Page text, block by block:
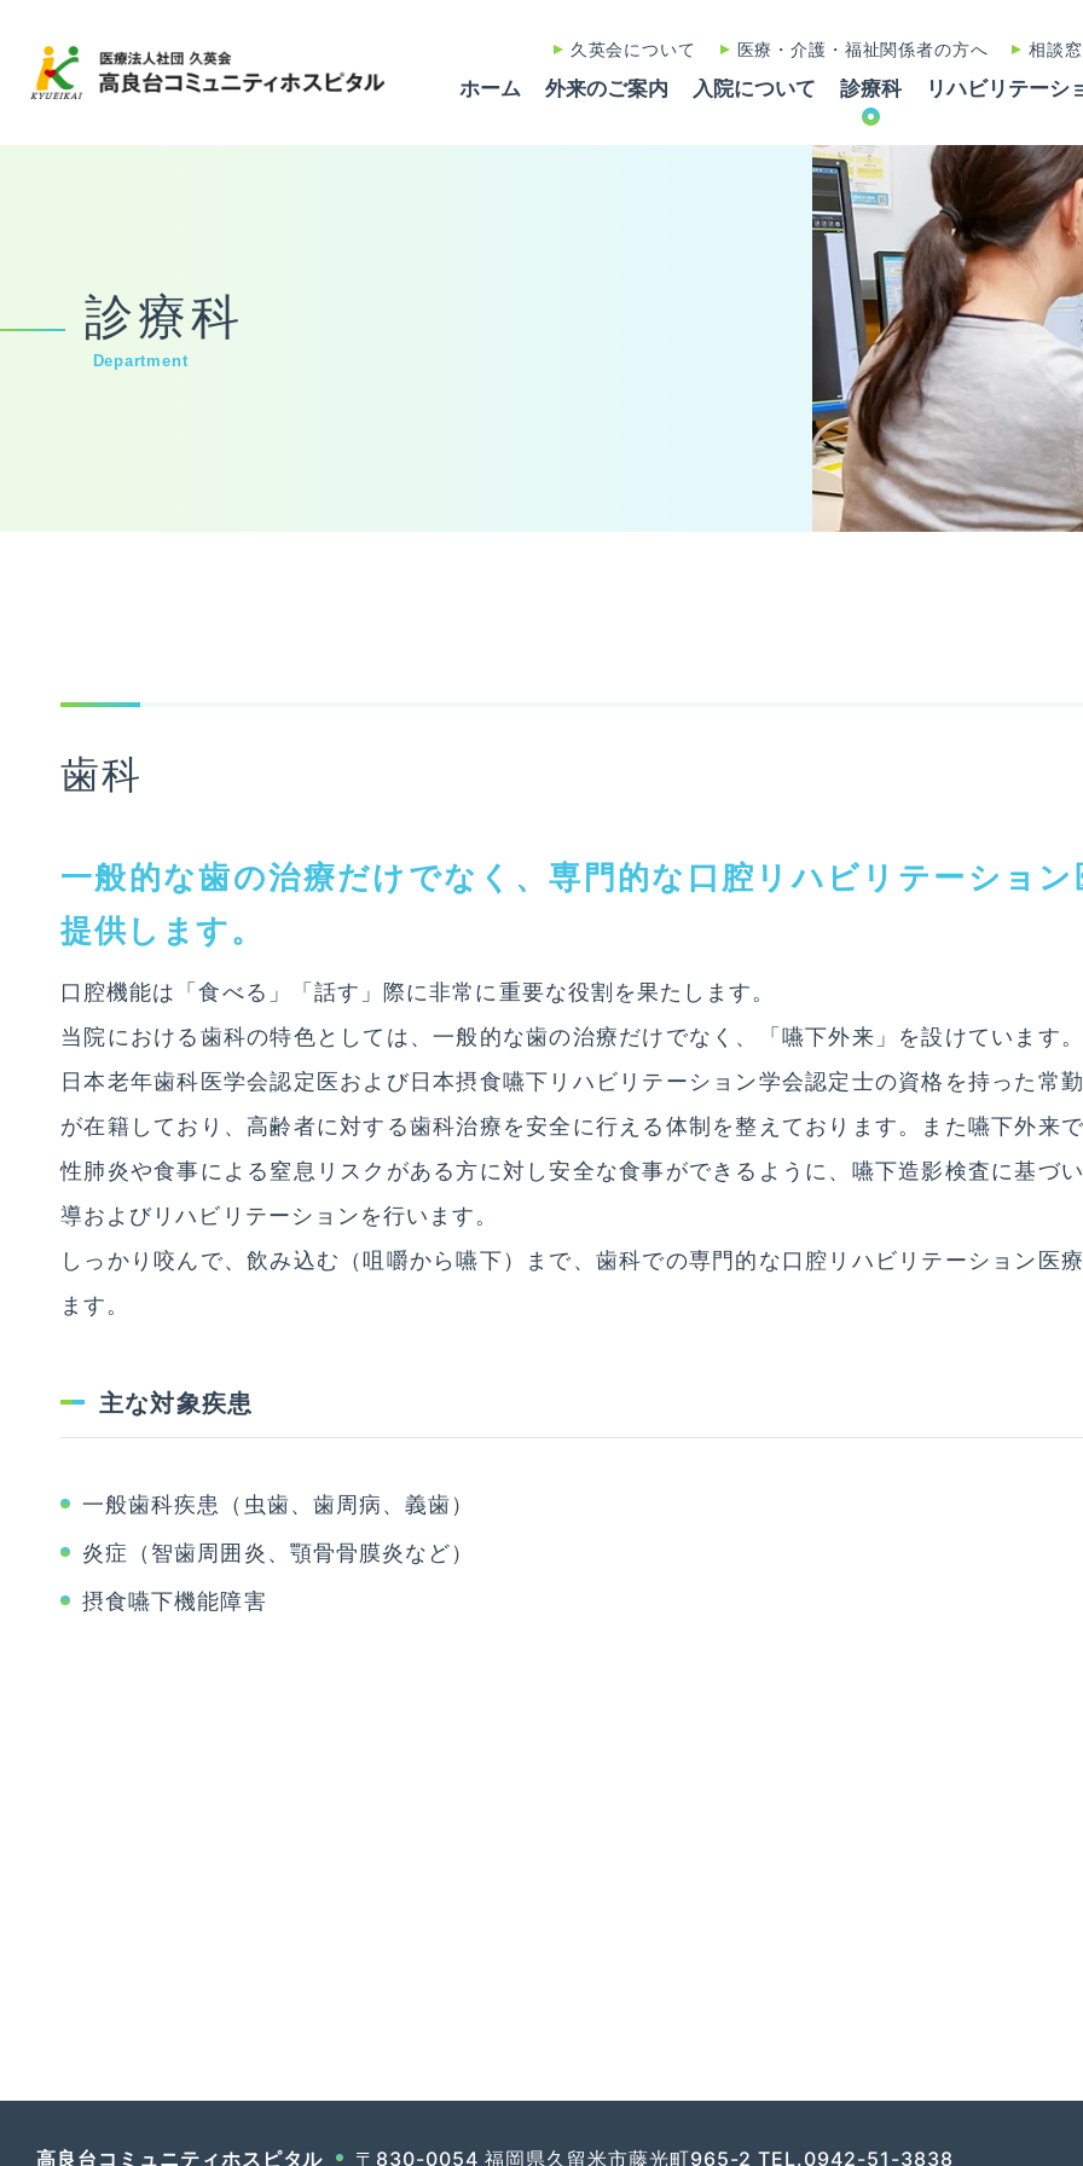
久英会について 医療・介護・福祉関係者の方へ 相談
ホーム 外来のご案内 入院について 診療科 リハビリテーシ
診療科
医療・介護・福祉関係者の方へ
相談窓口
交通アクセス
久英会について
採用情報
介護老人保健施設
高良台
地域包括ケアステーション
久英会シニアビレッジ
看護小規模多機能型居宅介護
ゆのそピア
診
月～金
休診日
予約優先
事前に電
採
診療科
Department
歯科
一般的な歯の治療だけでなく、専門的な口腔リハビリテーション
提供します。
口腔機能は「食べる」「話す」際に非常に重要な役割を果たします。
当院における歯科の特色としては、一般的な歯の治療だけでなく、「嚥下外来」を設けています
日本老年歯科医学会認定医および日本摂食嚥下リハビリテーション学会認定士の資格を持った常
が在籍しており、高齢者に対する歯科治療を安全に行える体制を整えております。また嚥下外来
性肺炎や食事による窒息リスクがある方に対し安全な食事ができるように、嚥下造影検査に基づ
導およびリハビリテーションを行います。
しっかり咬んで、飲み込む（咀嚼から嚥下）まで、歯科での専門的な口腔リハビリテーション医
ます。
主な対象疾患
一般歯科疾患（虫歯、歯周病、義歯）
炎症（智歯周囲炎、顎骨骨膜炎など）
摂食嚥下機能障害
高良台コミュニティホスピタル 〒830-0054 福岡県久留米市藤光町965-2TEL.0942-51-3838